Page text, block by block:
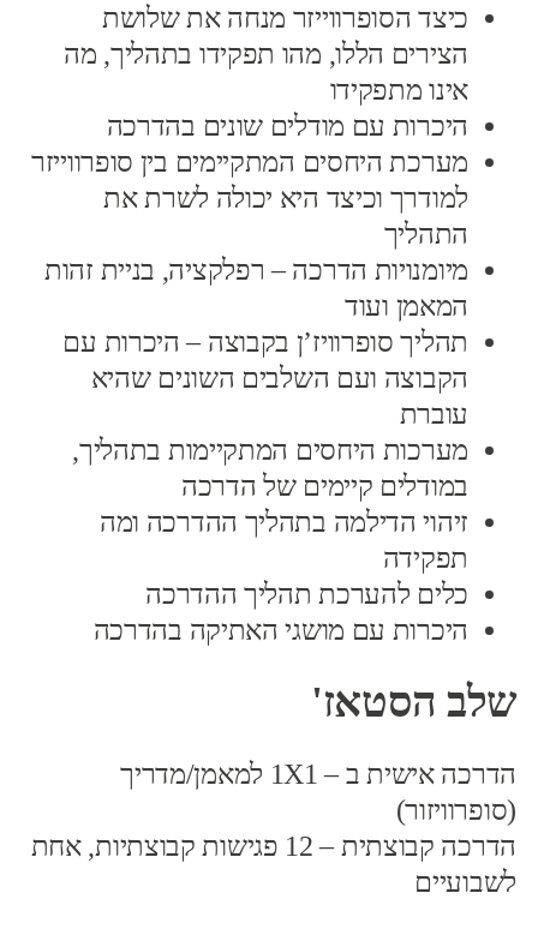
כיצד הסופרווייזר מנחה את שלושת
הצירים הללו, מהו תפקידו בתהליך, מה
אינו מתפקידו
היכרות עם מודלים שונים בהדרכה
מערכת היחסים המתקיימים בין סופרווייזר
למודרך וכיצד היא יכולה לשרת את
התהליך
מיומנויות הדרכה – רפלקציה, בניית זהות
המאמן ועוד
תהליך סופרוויז’ן בקבוצה – היכרות עם
הקבוצה ועם השלבים השונים שהיא
עוברת
מערכות היחסים המתקיימות בתהליך,
במודלים קיימים של הדרכה
זיהוי הדילמה בתהליך ההדרכה ומה
תפקידה
כלים להערכת תהליך ההדרכה
היכרות עם מושגי האתיקה בהדרכה
שלב הסטאז'
הדרכה אישית ב – 1X1 למאמן/מדריך
(סופרוויזור)
הדרכה קבוצתית – 12 פגישות קבוצתיות, אחת
לשבועיים